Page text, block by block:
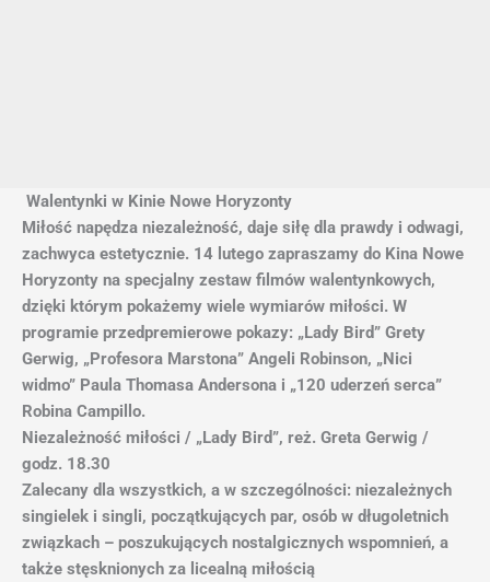
Walentynki w Kinie Nowe Horyzonty
Miłość napędza niezależność, daje siłę dla prawdy i odwagi,
zachwyca estetycznie. 14 lutego zapraszamy do Kina Nowe
Horyzonty na specjalny zestaw filmów walentynkowych,
dzięki którym pokażemy wiele wymiarów miłości. W
programie przedpremierowe pokazy: „Lady Bird” Grety
Gerwig, „Profesora Marstona” Angeli Robinson, „Nici
widmo” Paula Thomasa Andersona i „120 uderzeń serca”
Robina Campillo.
Niezależność miłości / „Lady Bird”, reż. Greta Gerwig /
godz. 18.30
Zalecany dla wszystkich, a w szczególności: niezależnych
singielek i singli, początkujących par, osób w długoletnich
związkach – poszukujących nostalgicznych wspomnień, a
także stęsknionych za licealną miłością